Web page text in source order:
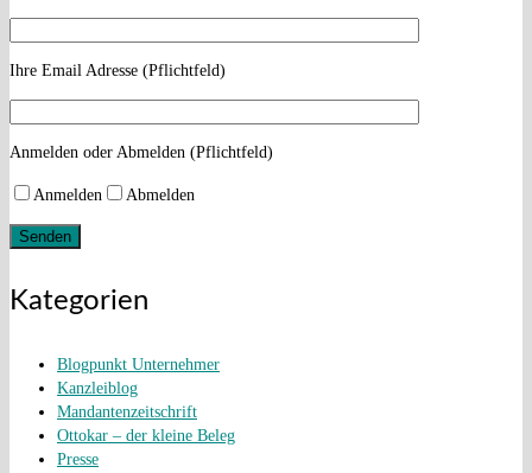
Ihre Email Adresse (Pflichtfeld)
Anmelden oder Abmelden (Pflichtfeld)
Anmelden Abmelden
Kategorien
Blogpunkt Unternehmer
Kanzleiblog
Mandantenzeitschrift
Ottokar – der kleine Beleg
Presse